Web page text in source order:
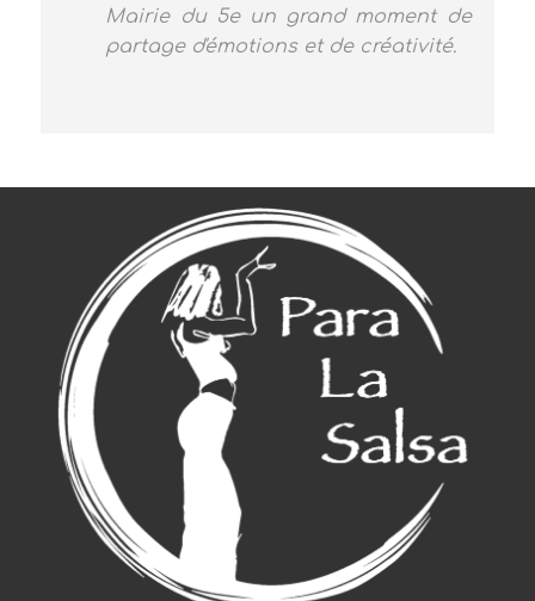
Mairie du 5e un grand moment de
partage d'émotions et de créativité.